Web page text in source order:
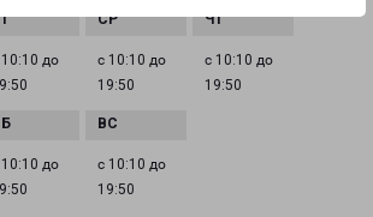
10:10 до
с 10:10 до
19:50
с 10:10 до
19:50
10:10 до
с 10:10 до
19:50